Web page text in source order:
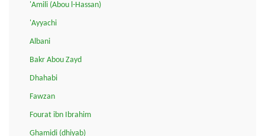
'Amili (Abou l-Hassan)
'Ayyachi
Albani
Bakr Abou Zayd
Dhahabi
Fawzan
Fourat ibn Ibrahim
Ghamidi (dhiyab)